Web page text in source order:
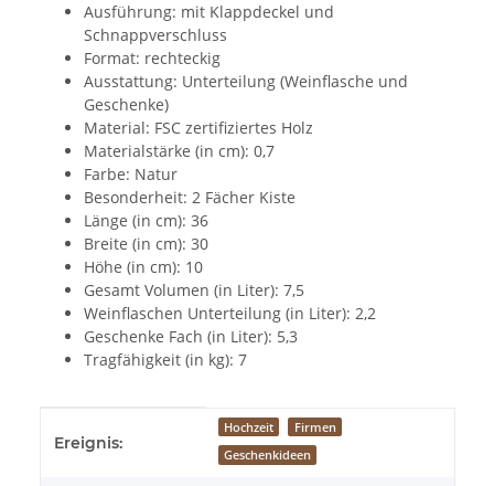
Ausführung: mit Klappdeckel und
Schnappverschluss
Format: rechteckig
Ausstattung: Unterteilung (Weinflasche und
Geschenke)
Material: FSC zertifiziertes Holz
Materialstärke (in cm): 0,7
Farbe: Natur
Besonderheit: 2 Fächer Kiste
Länge (in cm): 36
Breite (in cm): 30
Höhe (in cm): 10
Gesamt Volumen (in Liter): 7,5
Weinflaschen Unterteilung (in Liter): 2,2
Geschenke Fach (in Liter): 5,3
Tragfähigkeit (in kg): 7
Ereignis:
Hochzeit
Firmen
Geschenkideen